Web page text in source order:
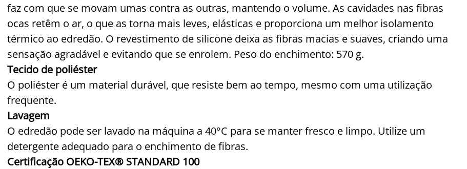
faz com que se movam umas contra as outras, mantendo o volume. As cavidades nas fibras
ocas retêm o ar, o que as torna mais leves, elásticas e proporciona um melhor isolamento
térmico ao edredão. O revestimento de silicone deixa as fibras macias e suaves, criando uma
sensação agradável e evitando que se enrolem. Peso do enchimento: 570 g.
Tecido de poliéster
O poliéster é um material durável, que resiste bem ao tempo, mesmo com uma utilização
frequente.
Lavagem
O edredão pode ser lavado na máquina a 40°C para se manter fresco e limpo. Utilize um
detergente adequado para o enchimento de fibras.
Certificação OEKO-TEX® STANDARD 100